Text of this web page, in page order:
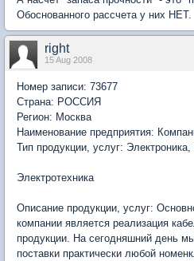
Обоснованного рассчета у них НЕТ.
right
15 Aug 2008
Номер записи: 73677
Страна: РОССИЯ
Регион: Москва
Наименование предприятия:
Тип продукции, услуг: Электроника,
Электротехника
Описание продукции, услуг:
компании является реализация
продукции. На сегодняшний день
поставки практически любой